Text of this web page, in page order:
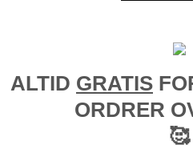
ALTID GRATIS
ORDRER
🥰